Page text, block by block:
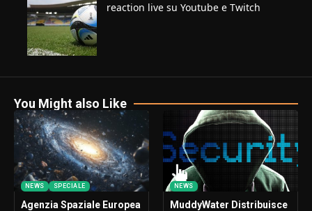
reaction live su Youtube e Twitch
You Might also Like
NEWS SPECIALE
Agenzia Spaziale Europea
NEWS
MuddyWater Distribuisce